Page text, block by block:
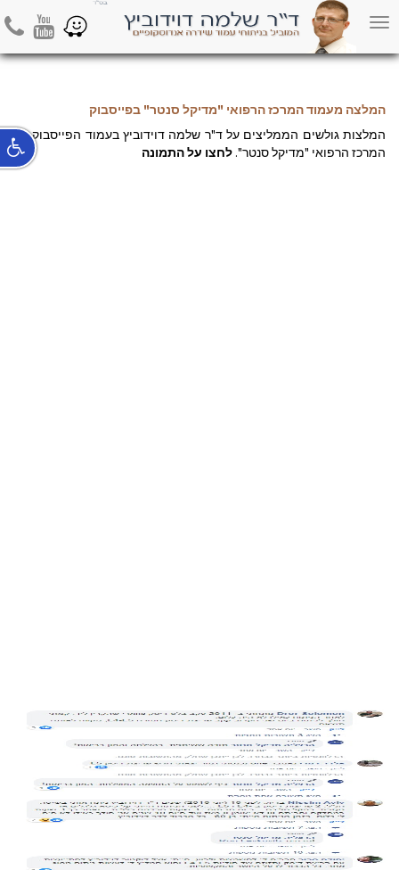
Toggle
navigation
Youtube Waze
פייסבוק
המלצה מעמוד המרכז הרפואי "מדיקל סנטר" בפייסבוק
המלצות גולשים הממליצים על ד"ר שלמה דוידוביץ בעמוד הפייסבוק של
המרכז הרפואי "מדיקל סנטר". לחצו על התמונה